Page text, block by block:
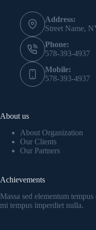
Address:
Street Name,
Phone:
578-393-4937
Mobile:
578-393-4937
About us
About Organization
Our Clients
Our Partners
Achievements
Massa sed elementum
mi tempus imperdiet nulla.